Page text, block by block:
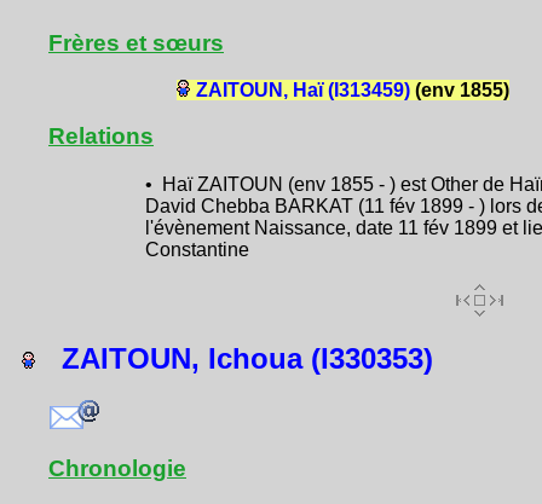
Frères et sœurs
ZAITOUN, Haï (I313459)(env 1855)
Relations
• Haï ZAITOUN (env 1855 - ) est Other de
David Chebba BARKAT (11 fév 1899 - ) lors
l'évènement Naissance, date 11 fév 1899 et
Constantine
ZAITOUN, Ichoua (I330353)
Chronologie